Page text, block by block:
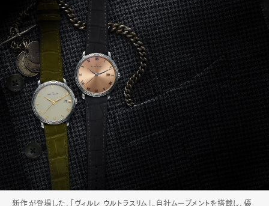
新作が登場した、「ヴィルレ ウルトラスリム」。自社ムーブメントを搭載し、優